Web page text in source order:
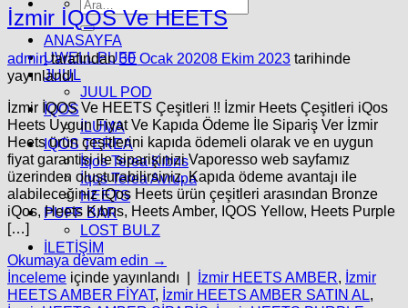
ANASAYFA
UWELL PUFF
JUUL
JUUL POD
İQOS
İLUMA
IQOS TEREA
İqos Terea Kıbrıs
İqos Terea Avrupa
HEETS
PUFF BAR
LOST BULZ
İLETİŞİM
İzmir İQOS Ve HEETS
admintarafından 30 Ocak 20208 Ekim 2023 tarihinde
yayınlandı
İzmir İQOS Ve HEETS Çeşitleri !! İzmir Heets Çeşitleri iQos
Heets Uygun Fiyat Ve Kapıda Ödeme İle Sipariş Ver İzmir
Heets ürün çeşitlerini kapıda ödemeli olarak ve en uygun
fiyat garantisi ile siparişinizi Vaporesso web sayfamız
üzerinden oluşturabilirsiniz. Kapıda ödeme avantajı ile
alabileceğiniz iQos Heets ürün çeşitleri arasından Bronze
iQos, Heets Kıbrıs, Heets Amber, IQOS Yellow, Heets Purple
[…]
Okumaya devam edin →
İnceleme içinde yayınlandı | İzmir HEETS AMBER, İzmir
HEETS AMBER FİYAT, İzmir HEETS AMBER SATIN AL,